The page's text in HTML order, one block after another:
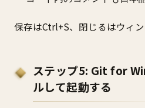
保存はCtrl+S、閉じるはウィ
ステップ5: Git for
ルして起動する